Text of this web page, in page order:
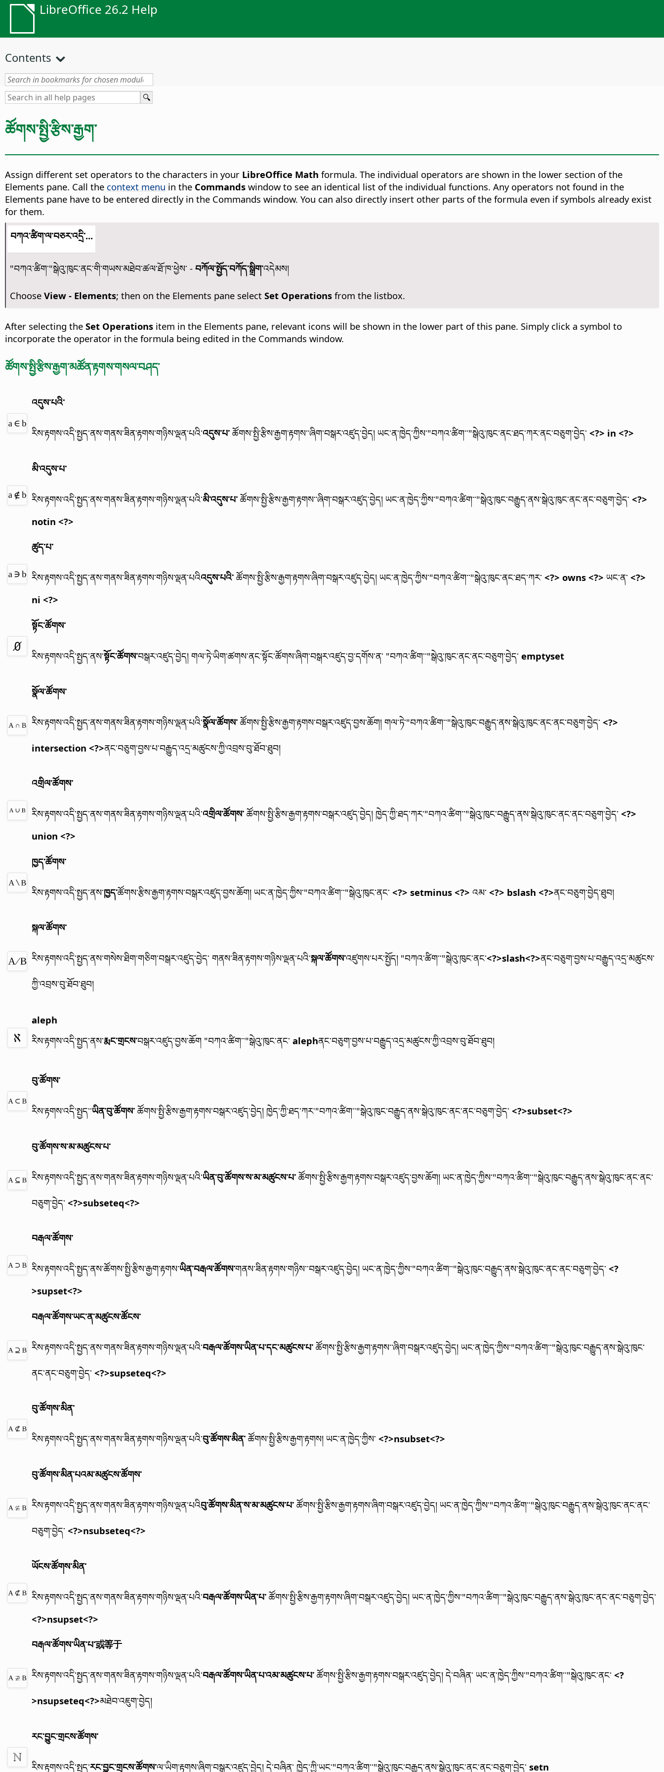
LibreOffice 26.2 Help
Contents
ཚོགས་སྤྱི་རྩིས་རྒྱག་
Assign different set operators to the characters in your LibreOffice Math formula. The individual operators are shown in the lower section of the
Elements pane. Call the context menu in the Commands window to see an identical list of the individual functions. Any operators not found in the
Elements pane have to be entered directly in the Commands window. You can also directly insert other parts of the formula even if symbols already exist
for them.
བཀའ་ཚིག་ལ་བཅར་འདྲི་...
"བཀའ་ཚིག་"སྒེའུ་ཁུང་ནང་གི་གཡས་མཐེབ་ཚལ་ཐོ་ཁ་ཕྱེས་ - བཀོལ་སྤྱོད་བཀོད་སྒྲིག་འདེམས།
Choose View - Elements; then on the Elements pane select Set Operationsfrom the listbox.
After selecting the Set Operations item in the Elements pane, relevant icons will be shown in the lower part of this pane. Simply click a symbol to
incorporate the operator in the formula being edited in the Commands window.
ཚོགས་སྤྱི་རྩིས་རྒྱག་མཚོན་རྟགས་གསལ་བཤད་
འདུས་པའི་
རིས་རྟགས་འདི་སྤྱད་ནས་གནས་ཟིན་རྟགས་གཉིས་ལྡན་པའི་འདུས་པ་ ཚོགས་སྤྱི་རྩིས་རྒྱག་རྟགས་་ཞིག་བསྒར་འཛུད་བྱེད། ཡང་ན་ཁྱེད་ཀྱིས་"བཀའ་ཚིག་་"སྒེའུ་ཁུང་ནང་ཐད་ཀར་ནང་བཅུག་བྱེད་<?> in <?>
མི་འདུས་པ་
རིས་རྟགས་འདི་སྤྱད་ནས་གནས་ཟིན་རྟགས་གཉིས་ལྡན་པའི་མི་འདུས་པ་ ཚོགས་སྤྱི་རྩིས་རྒྱག་རྟགས་་ཞིག་བསྒར་འཛུད་བྱེད། ཡང་ན་ཁྱེད་ཀྱིས་"བཀའ་ཚིག་་"སྒེའུ་ཁུང་བརྒྱུད་ནས་སྒེའུ་ཁུང་ནང་ནང་བཅུག་བྱེད་<?>
notin <?>
ཚུད་པ་
རིས་རྟགས་འདི་སྤྱད་ནས་གནས་ཟིན་རྟགས་གཉིས་ལྡན་པའིའདུས་པའི་ ཚོགས་སྤྱི་རྩིས་རྒྱག་རྟགས་ཞིག་བསྒར་འཛུད་བྱེད། ཡང་ན་ཁྱེད་ཀྱིས་"བཀའ་ཚིག་་"སྒེའུ་ཁུང་ནང་ཐད་ཀར་<?> owns <?> ཡང་ན་<?>
ni <?>
སྟོང་ཚོགས་
རིས་རྟགས་འདི་སྤྱད་ནས་སྟོང་ཚོགས་བསྒར་འཛུད་བྱེད།གལ་ཏེ་ཡིག་ཚགས་ནང་སྟོང་ཚོགས་ཞིག་བསྒར་འཛུད་བྱ་དགོས་ན་ "བཀའ་ཚིག་་"སྒེའུ་ཁུང་ནང་ནང་བཅུག་བྱེད་emptyset
སྣོལ་ཚོགས་
རིས་རྟགས་འདི་སྤྱད་ནས་གནས་ཟིན་རྟགས་གཉིས་ལྡན་པའི་སྣོལ་ཚོགས་ ཚོགས་སྤྱི་རྩིས་རྒྱག་རྟགས་བསྒར་འཛུད་བྱས་ཆོག།གལ་ཏེ་"བཀའ་ཚིག་་"སྒེའུ་ཁུང་བརྒྱུད་ནས་སྒེའུ་ཁུང་ནང་ནང་བཅུག་བྱེད་<?>
intersection <?>ནང་བཅུག་བྱས་པ་བརྒྱུད་འདྲ་མཚུངས་ཀྱི་འབྲས་བུ་ཐོབ་ཐུབ།
འགྲིལ་ཚོགས་
རིས་རྟགས་འདི་སྤྱད་ནས་གནས་ཟིན་རྟགས་གཉིས་ལྡན་པའི་འགྲིལ་ཚོགས་ ཚོགས་སྤྱི་རྩིས་རྒྱག་རྟགས་བསྒར་འཛུད་བྱེད། ཁྱེད་ཀྱི་ཐད་ཀར་"བཀའ་ཚིག་་"སྒེའུ་ཁུང་བརྒྱུད་ནས་སྒེའུ་ཁུང་ནང་ནང་བཅུག་བྱེད་<?>
union <?>
ཁྱད་ཚོགས་
རིས་རྟགས་འདི་སྤྱད་ནས་ཁྱད་ཚོགས་རྩིས་རྒྱག་རྟགས་བསྒར་འཛུད་བྱས་ཆོག། ཡང་ན་ཁྱེད་ཀྱིས་"བཀའ་ཚིག་་"སྒེའུ་ཁུང་ནང་<?> setminus <?> འམ་<?> bslash <?>ནང་བཅུག་བྱེད་ཐུབ།
སྐལ་ཚོགས་
རིས་རྟགས་འདི་སྤྱད་ནས་གསེས་ཐིག་གཅིག་བསྒར་འཛུད་བྱེད་ གནས་ཟིན་རྟགས་གཉིས་ལྡན་པའི་སྐལ་ཚོགས་འཛུགས་པར་སྤྱོད། "བཀའ་ཚིག་་"སྒེའུ་ཁུང་ནང་<?>slash<?>ནང་བཅུག་བྱས་པ་བརྒྱུད་འདྲ་མཚུངས་
ཀྱི་འབྲས་བུ་ཐོབ་ཐུབ།
aleph
རིས་རྟགས་འདི་སྤྱད་ནས་རྨང་གྲངས་བསྒར་འཛུད་བྱས་ཆོག "བཀའ་ཚིག་་"སྒེའུ་ཁུང་ནང་alephནང་བཅུག་བྱས་པ་བརྒྱུད་འདྲ་མཚུངས་ཀྱི་འབྲས་བུ་ཐོབ་ཐུབ།
བུ་ཚོགས་
རིས་རྟགས་འདི་སྤྱད་་ཡིན་བུ་ཚོགས་ ཚོགས་སྤྱི་རྩིས་རྒྱག་རྟགས་བསྒར་འཛུད་བྱེད། ཁྱེད་ཀྱི་ཐད་ཀར་"བཀའ་ཚིག་་"སྒེའུ་ཁུང་བརྒྱུད་ནས་སྒེའུ་ཁུང་ནང་ནང་བཅུག་བྱེད་<?>subset<?>
བུ་ཚོགས་ས་མ་མཚུངས་པ་
རིས་རྟགས་འདི་སྤྱད་ནས་གནས་ཟིན་རྟགས་གཉིས་ལྡན་པའི་ཡིན་བུ་ཚོགས་ས་མ་མཚུངས་པ་ ཚོགས་སྤྱི་རྩིས་རྒྱག་རྟགས་བསྒར་འཛུད་བྱས་ཆོག། ཡང་ན་ཁྱེད་ཀྱིས་"བཀའ་ཚིག་་"སྒེའུ་ཁུང་བརྒྱུད་ནས་སྒེའུ་ཁུང་ནང་ནང་
བཅུག་བྱེད་<?>subseteq<?>
བརྒལ་ཚོགས་
རིས་རྟགས་འདི་སྤྱད་ནས་ཚོགས་སྤྱི་རྩིས་རྒྱག་རྟགས་ཡིན་བརྒལ་ཚོགས་གནས་ཟིན་རྟགས་གཉིས་་བསྒར་འཛུད་བྱེད། ཡང་ན་ཁྱེད་ཀྱིས་"བཀའ་ཚིག་་"སྒེའུ་ཁུང་བརྒྱུད་ནས་སྒེའུ་ཁུང་ནང་ནང་བཅུག་བྱེད་<?
>supset<?>
བརྒལ་ཚོགས་ཡང་ན་མཚུངས་ཚོངས་
རིས་རྟགས་འདི་སྤྱད་ནས་གནས་ཟིན་རྟགས་གཉིས་ལྡན་པའི་བརྒལ་ཚོགས་ཡིན་པ་དང་མཚུངས་པ་ ཚོགས་སྤྱི་རྩིས་རྒྱག་རྟགས་་ཞིག་བསྒར་འཛུད་བྱེད། ཡང་ན་ཁྱེད་ཀྱིས་"བཀའ་ཚིག་་"སྒེའུ་ཁུང་བརྒྱུད་ནས་སྒེའུ་ཁུང་
ནང་ནང་བཅུག་བྱེད་<?>supseteq<?>
བུ་ཚོགས་མིན་
རིས་རྟགས་འདི་སྤྱད་ནས་གནས་ཟིན་རྟགས་གཉིས་ལྡན་པའི་བུ་ཚོགས་མིན་ ཚོགས་སྤྱི་རྩིས་རྒྱག་རྟགས། ཡང་ན་ཁྱེད་ཀྱིས་<?>nsubset<?>
བུ་ཚོགས་མིན་པའམ་མཚུངས་ཚོགས་
རིས་རྟགས་འདི་སྤྱད་ནས་གནས་ཟིན་རྟགས་གཉིས་ལྡན་པའིབུ་ཚོགས་མིན་ས་མ་མཚུངས་པ་ ཚོགས་སྤྱི་རྩིས་རྒྱག་རྟགས་ཞིག་བསྒར་འཛུད་བྱེད། ཡང་ན་ཁྱེད་ཀྱིས་"བཀའ་ཚིག་་"སྒེའུ་ཁུང་བརྒྱུད་ནས་སྒེའུ་ཁུང་ནང་ནང་
བཅུག་བྱེད་<?>nsubseteq<?>
ཡོངས་ཚོགས་མིན་
རིས་རྟགས་འདི་སྤྱད་ནས་གནས་ཟིན་རྟགས་གཉིས་ལྡན་པའི་བརྒལ་ཚོགས་ཡིན་པ་ ཚོགས་སྤྱི་རྩིས་རྒྱག་རྟགས་ཞིག་བསྒར་འཛུད་བྱེད། ཡང་ན་ཁྱེད་ཀྱིས་"བཀའ་ཚིག་་"སྒེའུ་ཁུང་བརྒྱུད་ནས་སྒེའུ་ཁུང་ནང་ནང་བཅུག་བྱེད་
<?>nsupset<?>
བརྒལ་ཚོགས་ཡིན་པ་或等于
རིས་རྟགས་འདི་སྤྱད་ནས་གནས་ཟིན་རྟགས་གཉིས་ལྡན་པའི་བརྒལ་ཚོགས་ཡིན་པ་འམ་མཚུངས་པ་ ཚོགས་སྤྱི་རྩིས་རྒྱག་རྟགས་བསྒར་འཛུད་བྱེད།དེ་བཞིན་ ཡང་ན་ཁྱེད་ཀྱིས་"བཀའ་ཚིག་་"སྒེའུ་ཁུང་ནང་<?
>nsupseteq<?>མཐེབ་འཇུག་བྱེད།
རང་བྱུང་གྲངས་ཚོགས་
རིས་རྟགས་འདི་སྤྱད་རང་བྱུང་གྲངས་ཚོགས་ལ་ཡིག་རྟགས་ཞིག་བསྒར་འཛུད་བྱེད།དེ་བཞིན་ ཁྱེད་ཀྱི་ཡང་"བཀའ་ཚིག་་"སྒེའུ་ཁུང་བརྒྱུད་ནས་སྒེའུ་ཁུང་ནང་ནང་བཅུག་བྱེད་setn